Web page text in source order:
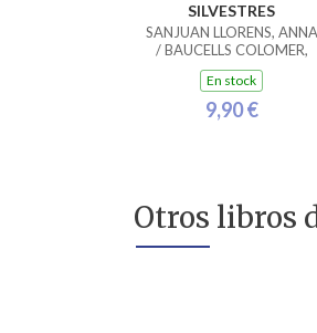
SILVESTRES
SANJUAN LLORENS, ANNA
/ BAUCELLS COLOMER,
RAMON
En stock
9,90 €
Otros libros